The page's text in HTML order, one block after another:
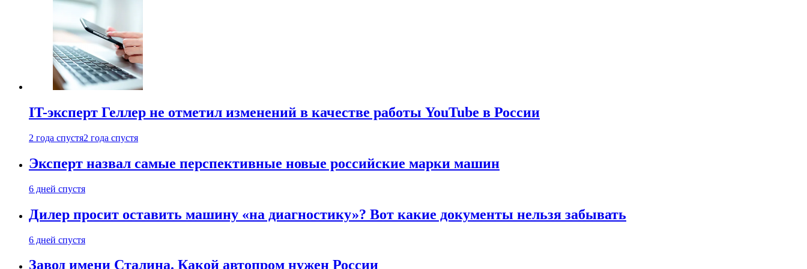
IT-эксперт Геллер не отметил изменений в качестве работы YouTube в России
2 года спустя2 года спустя
Эксперт назвал самые перспективные новые российские марки машин
6 дней спустя
Дилер просит оставить машину «на диагностику»? Вот какие документы нельзя забывать
6 дней спустя
Завод имени Сталина. Какой автопром нужен России